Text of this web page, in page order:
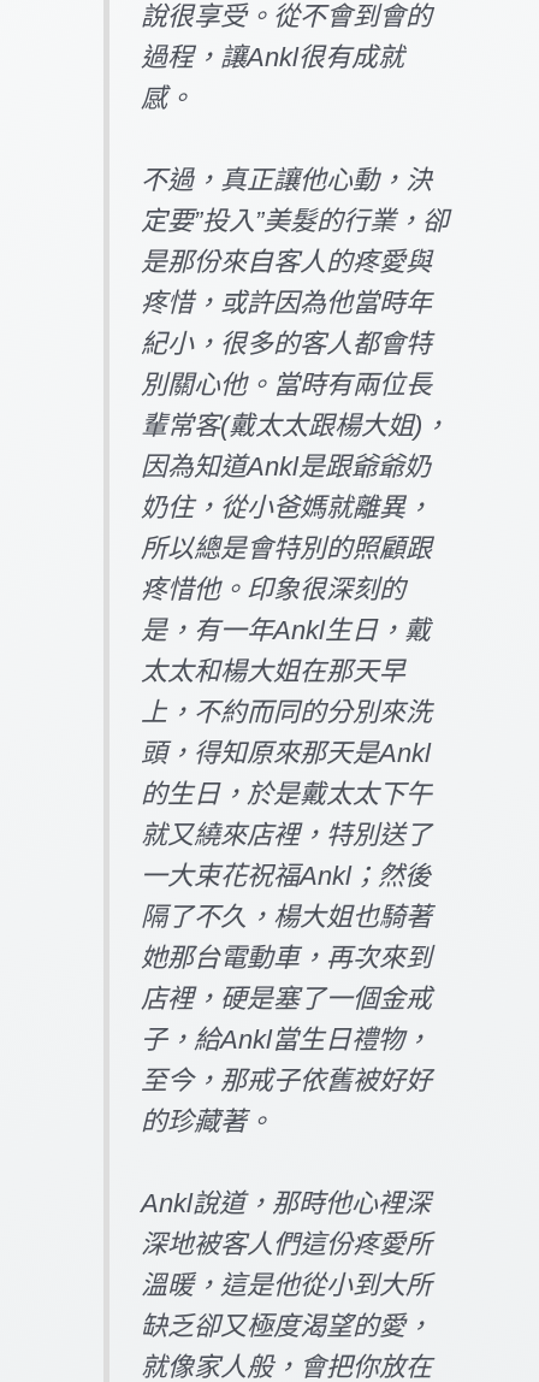
說很享受。從不會到會的
過程，讓Ankl很有成就
感。
不過，真正讓他心動，決
定要”投入”美髮的行業，卻
是那份來自客人的疼愛與
疼惜，或許因為他當時年
紀小，很多的客人都會特
別關心他。當時有兩位長
輩常客(戴太太跟楊大姐)，
因為知道Ankl是跟爺爺奶
奶住，從小爸媽就離異，
所以總是會特別的照顧跟
疼惜他。印象很深刻的
是，有一年Ankl生日，戴
太太和楊大姐在那天早
上，不約而同的分別來洗
頭，得知原來那天是Ankl
的生日，於是戴太太下午
就又繞來店裡，特別送了
一大束花祝福Ankl；然後
隔了不久，楊大姐也騎著
她那台電動車，再次來到
店裡，硬是塞了一個金戒
子，給Ankl當生日禮物，
至今，那戒子依舊被好好
的珍藏著。
Ankl說道，那時他心裡深
深地被客人們這份疼愛所
溫暖，這是他從小到大所
缺乏卻又極度渴望的愛，
就像家人般，會把你放在